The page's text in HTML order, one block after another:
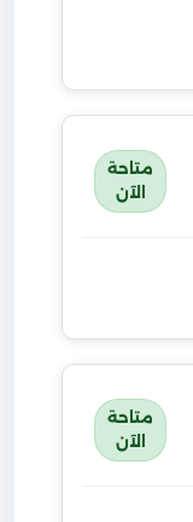
متاحة
الآن
متاحة
الآن